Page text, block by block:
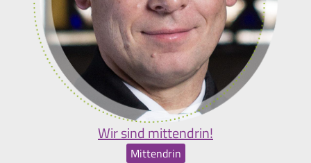
Wir sind mittendrin!
Mittendrin